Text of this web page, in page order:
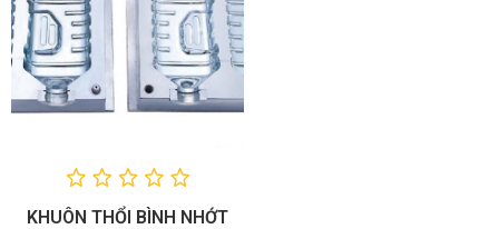
KHUÔN THỔI BÌNH NHỚT